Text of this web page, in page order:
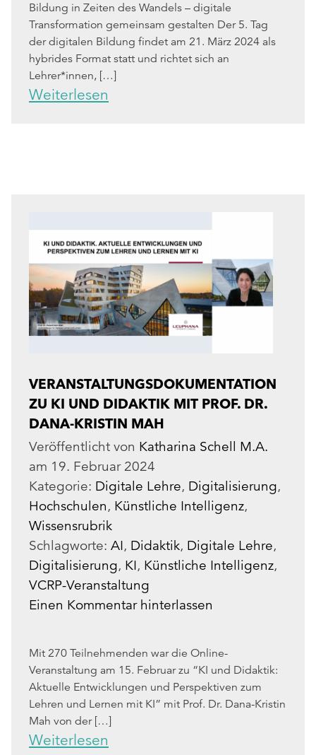
Bildung in Zeiten des Wandels – digitale
Transformation gemeinsam gestalten Der 5. Tag
der digitalen Bildung findet am 21. März 2024 als
hybrides Format statt und richtet sich an
Lehrer*innen, […]
Weiterlesen
VERANSTALTUNGSDOKUMENTATION
ZU KI UND DIDAKTIK MIT PROF. DR.
DANA-KRISTIN MAH
Veröffentlicht von Katharina Schell M.A.
am 19. Februar 2024
Kategorie: Digitale Lehre, Digitalisierung,
Hochschulen, Künstliche Intelligenz,
Wissensrubrik
Schlagworte: AI, Didaktik, Digitale Lehre,
Digitalisierung, KI, Künstliche Intelligenz,
VCRP-Veranstaltung
Einen Kommentar hinterlassen
Mit 270 Teilnehmenden war die Online-
Veranstaltung am 15. Februar zu “KI und Didaktik:
Aktuelle Entwicklungen und Perspektiven zum
Lehren und Lernen mit KI” mit Prof. Dr. Dana-Kristin
Mah von der […]
Weiterlesen